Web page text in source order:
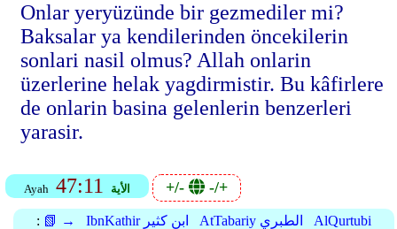
Onlar yeryüzünde bir gezmediler mi?
Baksalar ya kendilerinden öncekilerin
sonlari nasil olmus? Allah onlarin
üzerlerine helak yagdirmistir. Bu kâfirlere
de onlarin basina gelenlerin benzerleri
yarasir.
Ayah 47:11 الأية +/- -/+
: 📗 → IbnKathir ابن كثير AtTabariy الطبري
AlQurtubi